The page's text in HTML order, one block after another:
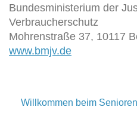
Bundesministerium der
Verbraucherschutz
Mohrenstraße 37, 10117
www.bmjv.de
Willkommen beim